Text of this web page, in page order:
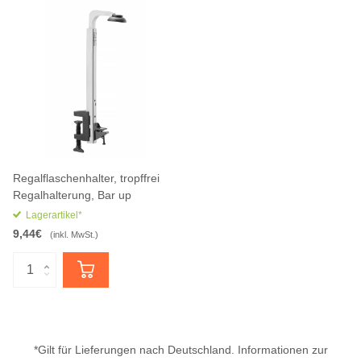
Regalflaschenhalter, tropffrei
Regalhalterung, Bar up
Lagerartikel*
9,44€ (inkl. MwSt.)
*Gilt für Lieferungen nach Deutschland. Informationen zur